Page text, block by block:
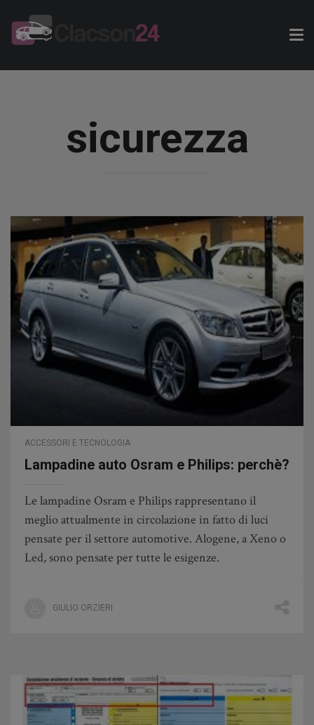
sicurezza
ACCESSORI E TECNOLOGIA
Lampadine auto Osram e Philips: perchè?
Le lampadine Osram e Philips rappresentano il
meglio attualmente in circolazione in fatto di luci
pensate per il settore automotive. Alogene, a Xeno o
Led, sono pensate per tutte le esigenze.
GIULIO ORZIERI